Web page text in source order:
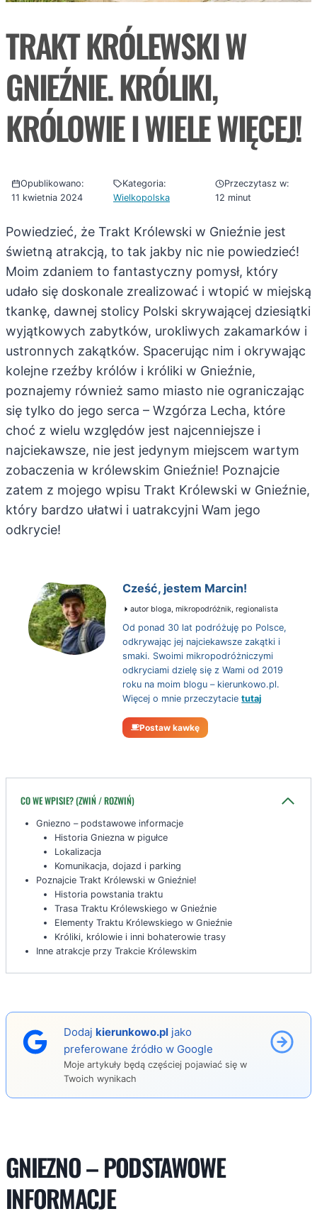
TRAKT KRÓLEWSKI W
GNIEŹNIE. KRÓLIKI,
KRÓLOWIE I WIELE WIĘCEJ!
Opublikowano:
11 kwietnia 2024
Kategoria:
Wielkopolska
Przeczytasz w:
12 minut
Powiedzieć, że Trakt Królewski w Gnieźnie jest
świetną atrakcją, to tak jakby nic nie powiedzieć!
Moim zdaniem to fantastyczny pomysł, który
udało się doskonale zrealizować i wtopić w miejską
tkankę, dawnej stolicy Polski skrywającej dziesiątki
wyjątkowych zabytków, urokliwych zakamarków i
ustronnych zakątków. Spacerując nim i okrywając
kolejne rzeźby królów i króliki w Gnieźnie,
poznajemy również samo miasto nie ograniczając
się tylko do jego serca – Wzgórza Lecha, które
choć z wielu względów jest najcenniejsze i
najciekawsze, nie jest jedynym miejscem wartym
zobaczenia w królewskim Gnieźnie! Poznajcie
zatem z mojego wpisu Trakt Królewski w Gnieźnie,
który bardzo ułatwi i uatrakcyjni Wam jego
odkrycie!
Cześć, jestem Marcin!
autor bloga, mikropodróżnik, regionalista
Od ponad 30 lat podróżuję po Polsce,
odkrywając jej najciekawsze zakątki i
smaki. Swoimi mikropodróżniczymi
odkryciami dzielę się z Wami od 2019
roku na moim blogu – kierunkowo.pl.
Więcej o mnie przeczytacietutaj
Postaw kawkę
CO WE WPISIE? (ZWIŃ / ROZWIŃ)
Gniezno – podstawowe informacje
Historia Gniezna w pigułce
Lokalizacja
Komunikacja, dojazd i parking
Poznajcie Trakt Królewski w Gnieźnie!
Historia powstania traktu
Trasa Traktu Królewskiego w Gnieźnie
Elementy Traktu Królewskiego w Gnieźnie
Króliki, królowie i inni bohaterowie trasy
Inne atrakcje przy Trakcie Królewskim
Dodajkierunkowo.pl jako
preferowane źródło w Google
Moje artykuły będą częściej pojawiać się w
Twoich wynikach
GNIEZNO – PODSTAWOWE
INFORMACJE